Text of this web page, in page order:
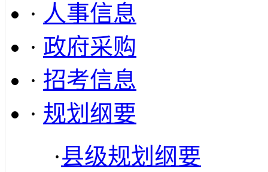
· 人事信息
· 政府采购
· 招考信息
· 规划纲要
·县级规划纲要